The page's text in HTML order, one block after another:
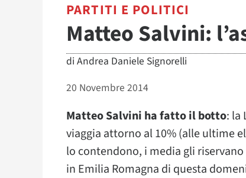
PARTITI E POLITICI
Matteo Salvini:
di Andrea Daniele Signorelli
20 Novembre 2014
Matteo Salvini ha fatto il botto: la
viaggia attorno al 10% (alle ultime
lo contendono, i media gli
in Emilia Romagna di questa